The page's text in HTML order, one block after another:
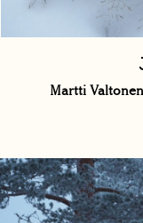
Martti